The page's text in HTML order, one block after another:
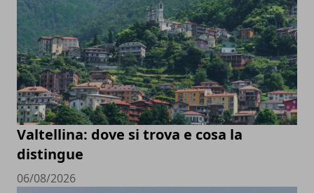
Valtellina: dove si trova e cosa la
distingue
06/08/2026